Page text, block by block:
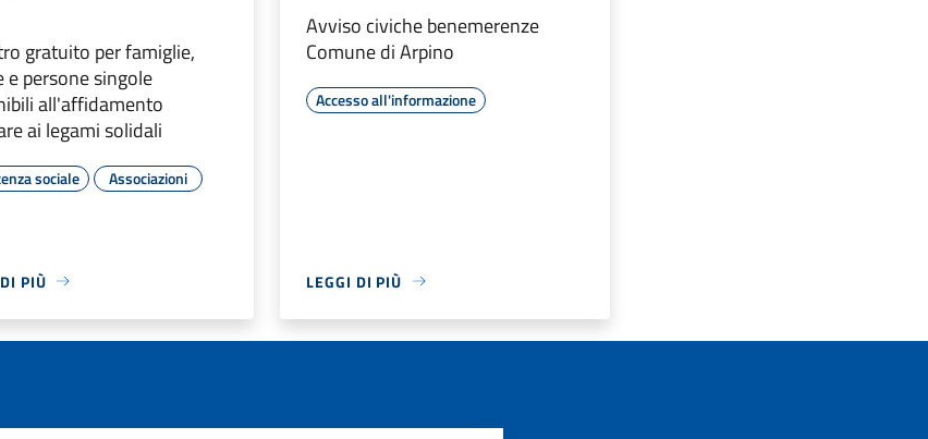
gratuito per famiglie,
e persone singole
all'affidamento
ai legami solidali
sociale Associazioni
PIÙ
Avviso civiche benemerenze
Comune di Arpino
Accesso all'informazione
LEGGI DI PIÙ